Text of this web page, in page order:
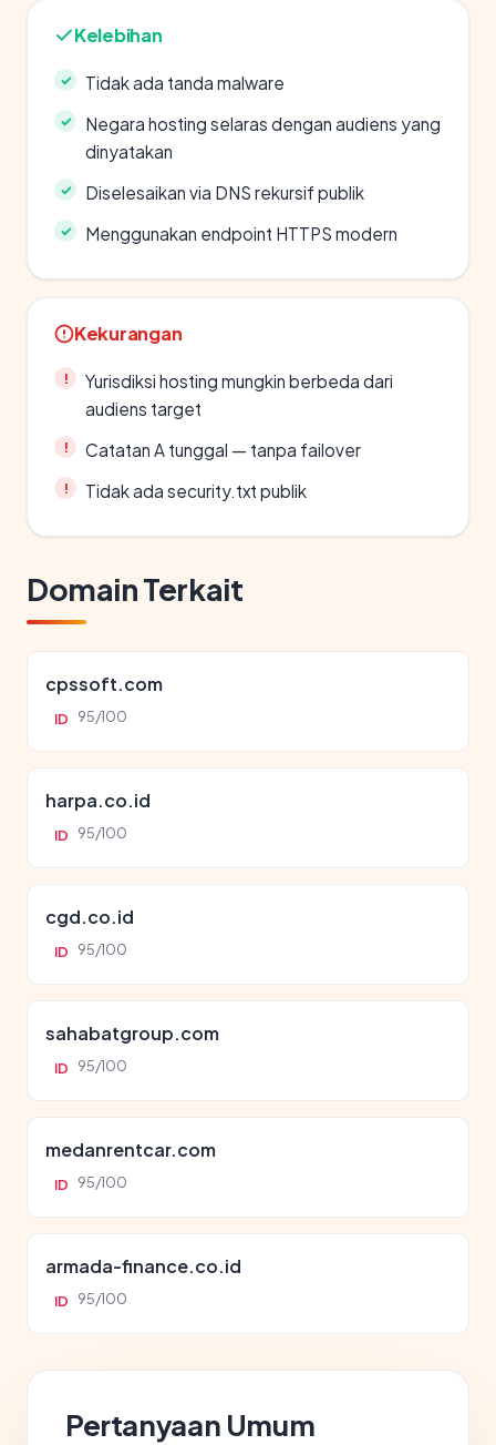
Kelebihan
Tidak ada tanda malware
Negara hosting selaras dengan audiens yang
dinyatakan
Diselesaikan via DNS rekursif publik
Menggunakan endpoint HTTPS modern
Kekurangan
Yurisdiksi hosting mungkin berbeda dari
audiens target
Catatan A tunggal — tanpa failover
Tidak ada security.txt publik
Domain Terkait
cpssoft.com
ID 95/100
harpa.co.id
ID 95/100
cgd.co.id
ID 95/100
sahabatgroup.com
ID 95/100
medanrentcar.com
ID 95/100
armada-finance.co.id
ID 95/100
Pertanyaan Umum